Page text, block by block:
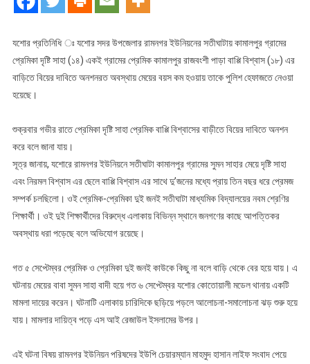
বাড়িতে
প্রেমিকার
যশোর প্রতিনিধি ঃ যশোর সদর উপজেলার রামনগর ইউনিয়নের সতীঘাটায় কামালপুর গ্রামের
প্রেমিকা দৃষ্টি সাহা (১৪) একই গ্রামের প্রেমিক কামালপুর রাজবংশী পাড়া বাপ্পি বিশ্বাস (১৮) এর
বাড়িতে বিয়ের দাবিতে অনশনরত অবস্থায় মেয়ের বয়স কম হওয়ায় তাকে পুলিশ হেফাজতে নেওয়া
হয়েছে।
শুক্রবার গভীর রাতে প্রেমিকা দৃষ্টি সাহা প্রেমিক বাপ্পি বিশ্বাসের বাড়ীতে বিয়ের দাবিতে অনশন
করে বলে জানা যায়।
সূত্র জানায়, যশোরে রামনগর ইউনিয়নে সতীঘাটা কামালপুর গ্রামের সুমন সাহার মেয়ে দৃষ্টি সাহা
এবং নিরমল বিশ্বাস এর ছেলে বাপ্পি বিশ্বাস এর সাথে দু’জনের মধ্যে প্রায় তিন বছর ধরে প্রেমজ
সম্পর্ক চলছিলো। ওই প্রেমিক-প্রেমিকা দুই জনই সতীঘাটা মাধ্যমিক বিদ্যালয়ের নবম শ্রেণির
শিক্ষার্থী। ওই দুই শিক্ষার্থীদের বিরুদ্ধে এলাকায় বিভিন্ন স্থানে জনগণের কাছে আপত্তিকর
অবস্থায় ধরা পড়েছে বলে অভিযোগ রয়েছে।
গত ৫ সেপ্টেম্বর প্রেমিক ও প্রেমিকা দুই জনই কাউকে কিছু না বলে বাড়ি থেকে বের হয়ে যায়। এ
ঘটনায় মেয়ের বাবা সুমন সাহা বাদী হয়ে গত ৬ সেপ্টেম্বর যশোর কোতোয়ালী মডেল থানায় একটি
মামলা দায়ের করেন। ঘটনাটি এলাকায় চারিদিকে ছড়িয়ে পড়লে আলোচনা-সমালোচনা ঝড় শুরু হয়ে
যায়। মামলার দায়িত্ব পড়ে এস আই রেজাউল ইসলামের উপর।
এই ঘটনা বিষয় রামনগর ইউনিয়ন পরিষদের ইউপি চেয়ারম্যান মাহমুদ হাসান লাইফ সংবাদ পেয়ে